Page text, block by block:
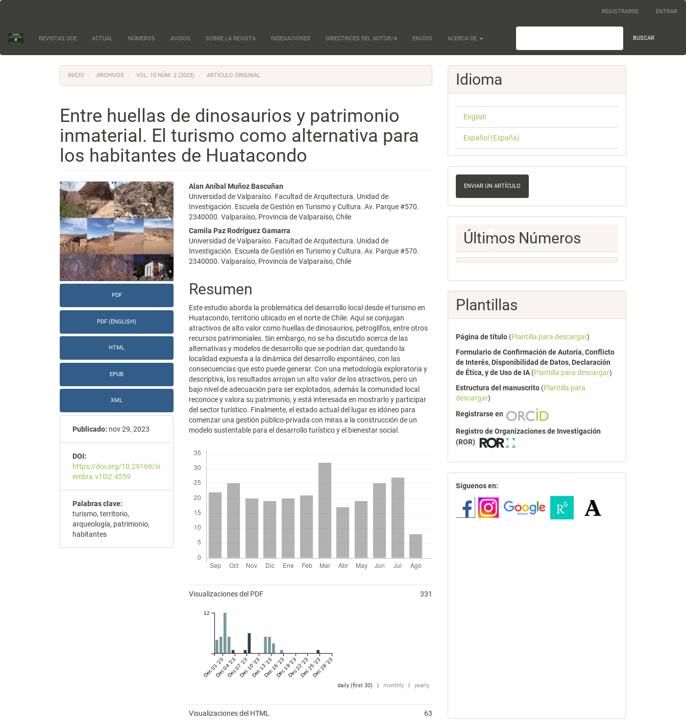
principal
Barra
lateral
REGISTRARSE ENTRAR
REVISTAS UCE ACTUAL NÚMEROS AVISOS SOBRE LA REVISTA INDEXACIONES DIRECTRICES DEL AUTOR/A ENVÍOS ACERCA DE BUSCAR
INICIO ARCHIVOS VOL. 10 NÚM. 2 (2023) ARTÍCULO ORIGINAL
Entre huellas de dinosaurios y patrimonio
inmaterial. El turismo como alternativa para
los habitantes de Huatacondo
Barra
lateral
del
artículo
PDF
PDF (ENGLISH)
HTML
EPUB
XML
Publicado: nov 29, 2023
DOI:
https://doi.org/10.29166/si
embra.v10i2.4559
Palabras clave:
turismo, territorio,
arqueología, patrimonio,
habitantes
Contenido
principal
del
artículo
Alan Aníbal Muñoz Bascuñan
Universidad de Valparaíso. Facultad de Arquitectura. Unidad de
Investigación. Escuela de Gestión en Turismo y Cultura. Av. Parque #570.
2340000. Valparaíso, Provincia de Valparaíso, Chile
Camila Paz Rodríguez Gamarra
Universidad de Valparaíso. Facultad de Arquitectura. Unidad de
Investigación. Escuela de Gestión en Turismo y Cultura. Av. Parque #570.
2340000. Valparaíso, Provincia de Valparaíso, Chile
Resumen
Este estudio aborda la problemática del desarrollo local desde el turismo en
Huatacondo, territorio ubicado en el norte de Chile. Aquí se conjugan
atractivos de alto valor como huellas de dinosaurios, petroglifos, entre otros
recursos patrimoniales. Sin embargo, no se ha discutido acerca de las
alternativas y modelos de desarrollo que se podrían dar, quedando la
localidad expuesta a la dinámica del desarrollo espontáneo, con las
consecuencias que esto puede generar. Con una metodología exploratoria y
descriptiva, los resultados arrojan un alto valor de los atractivos, pero un
bajo nivel de adecuación para ser explotados, además la comunidad local
reconoce y valora su patrimonio, y está interesada en mostrarlo y participar
del sector turístico. Finalmente, el estado actual del lugar es idóneo para
comenzar una gestión público-privada con miras a la construcción de un
modelo sustentable para el desarrollo turístico y el bienestar social.
Visualizaciones del PDF 331
Dec 01 '23Dec 04 '23Dec 07 '23Dec 10 '23Dec 13 '23Dec 16 '23Dec 19 '23Dec 22 '23Dec 25 '23Dec 28 '23
12
daily (first 30) | monthly | yearly
Visualizaciones del HTML 63
Idioma
English
Español (España)
Enviar
un
artículo
ENVIAR UN ARTÍCULO
Ultimos
Numeros
Últimos Números
Plantillas
Página de título (Plantilla para descargar)
Formulario de Confirmación de Autoría, Conflicto
de Interés, Disponibilidad de Datos, Declaración
de Ética, y de Uso de IA (Plantilla para descargar)
Estructura del manuscrito (Plantilla para
descargar)
Registrarse en
Registro de Organizaciones de Investigación
(ROR)
redes
Síguenos en: